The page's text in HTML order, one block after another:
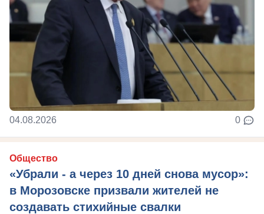
04.08.2026 0
Общество
«Убрали - а через 10 дней снова мусор»:
в Морозовске призвали жителей не
создавать стихийные свалки